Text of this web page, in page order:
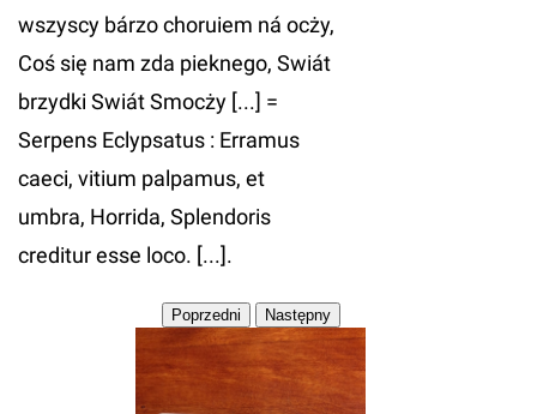
wszyscy bárzo choruiem ná ocży,
Coś się nam zda pieknego, Swiát
brzydki Swiát Smocży [...] =
Serpens Eclypsatus : Erramus
caeci, vitium palpamus, et
umbra, Horrida, Splendoris
creditur esse loco. [...].